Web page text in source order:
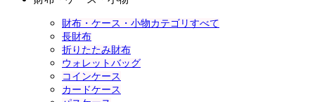
財布・ケース・小物カテゴリすべて
長財布
折りたたみ財布
ウォレットバッグ
コインケース
カードケース